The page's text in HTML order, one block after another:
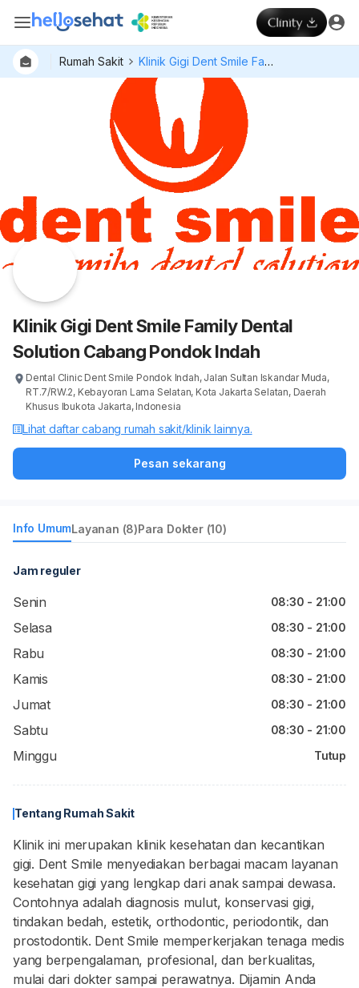
Rumah Sakit Klinik Gigi Dent Smile Family Dental Solution Cabang Pondok Indah
Klinik Gigi Dent Smile Family Dental
Solution Cabang Pondok Indah
Dental Clinic Dent Smile Pondok Indah, Jalan Sultan Iskandar Muda,
RT.7/RW.2, Kebayoran Lama Selatan, Kota Jakarta Selatan, Daerah
Khusus Ibukota Jakarta, Indonesia
Lihat daftar cabang rumah sakit/klinik lainnya.
Pesan sekarang
Info UmumLayanan (8)Para Dokter (10)
Jam reguler
Senin 08:30 - 21:00
Selasa 08:30 - 21:00
Rabu 08:30 - 21:00
Kamis 08:30 - 21:00
Jumat 08:30 - 21:00
Sabtu 08:30 - 21:00
Minggu Tutup
Tentang Rumah Sakit
Klinik ini merupakan klinik kesehatan dan kecantikan
gigi. Dent Smile menyediakan berbagai macam layanan
kesehatan gigi yang lengkap dari anak sampai dewasa.
Contohnya adalah diagnosis mulut, konservasi gigi,
tindakan bedah, estetik, orthodontic, periodontik, dan
prostodontik. Dent Smile memperkerjakan tenaga medis
yang berpengalaman, profesional, dan berkualitas,
mulai dari dokter sampai perawatnya. Dijamin Anda
Hospital